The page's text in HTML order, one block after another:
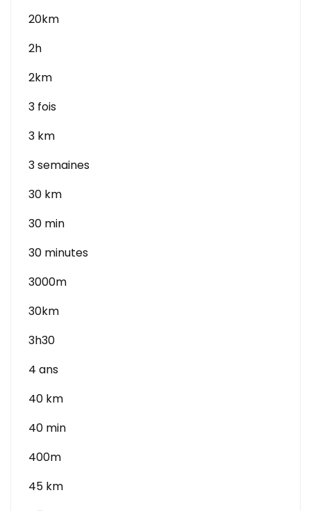
20km
2h
2km
3 fois
3 km
3 semaines
30 km
30 min
30 minutes
3000m
30km
3h30
4 ans
40 km
40 min
400m
45 km